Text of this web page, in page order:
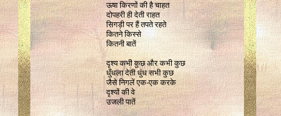
ऊषा किरणों की है चाहत
दोपहरी ही देती राहत
सिगड़ी पर हैं तपते रहते
कितने किस्से
कितनी बातें
दृश्य कभी कुछ और कभी कुछ
धुँधला देती धुंध सभी कुछ
जैसे निगलें एक-एक करके
दृश्यों की वे
उजली पातें